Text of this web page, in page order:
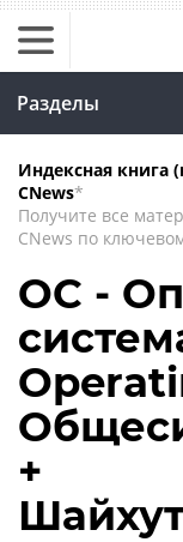
Разделы
Индексная книга
CNews*
Получите все
CNews по
ОС -
+